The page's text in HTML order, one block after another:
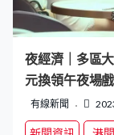
夜經濟｜多區
元換領午夜場
有線新聞